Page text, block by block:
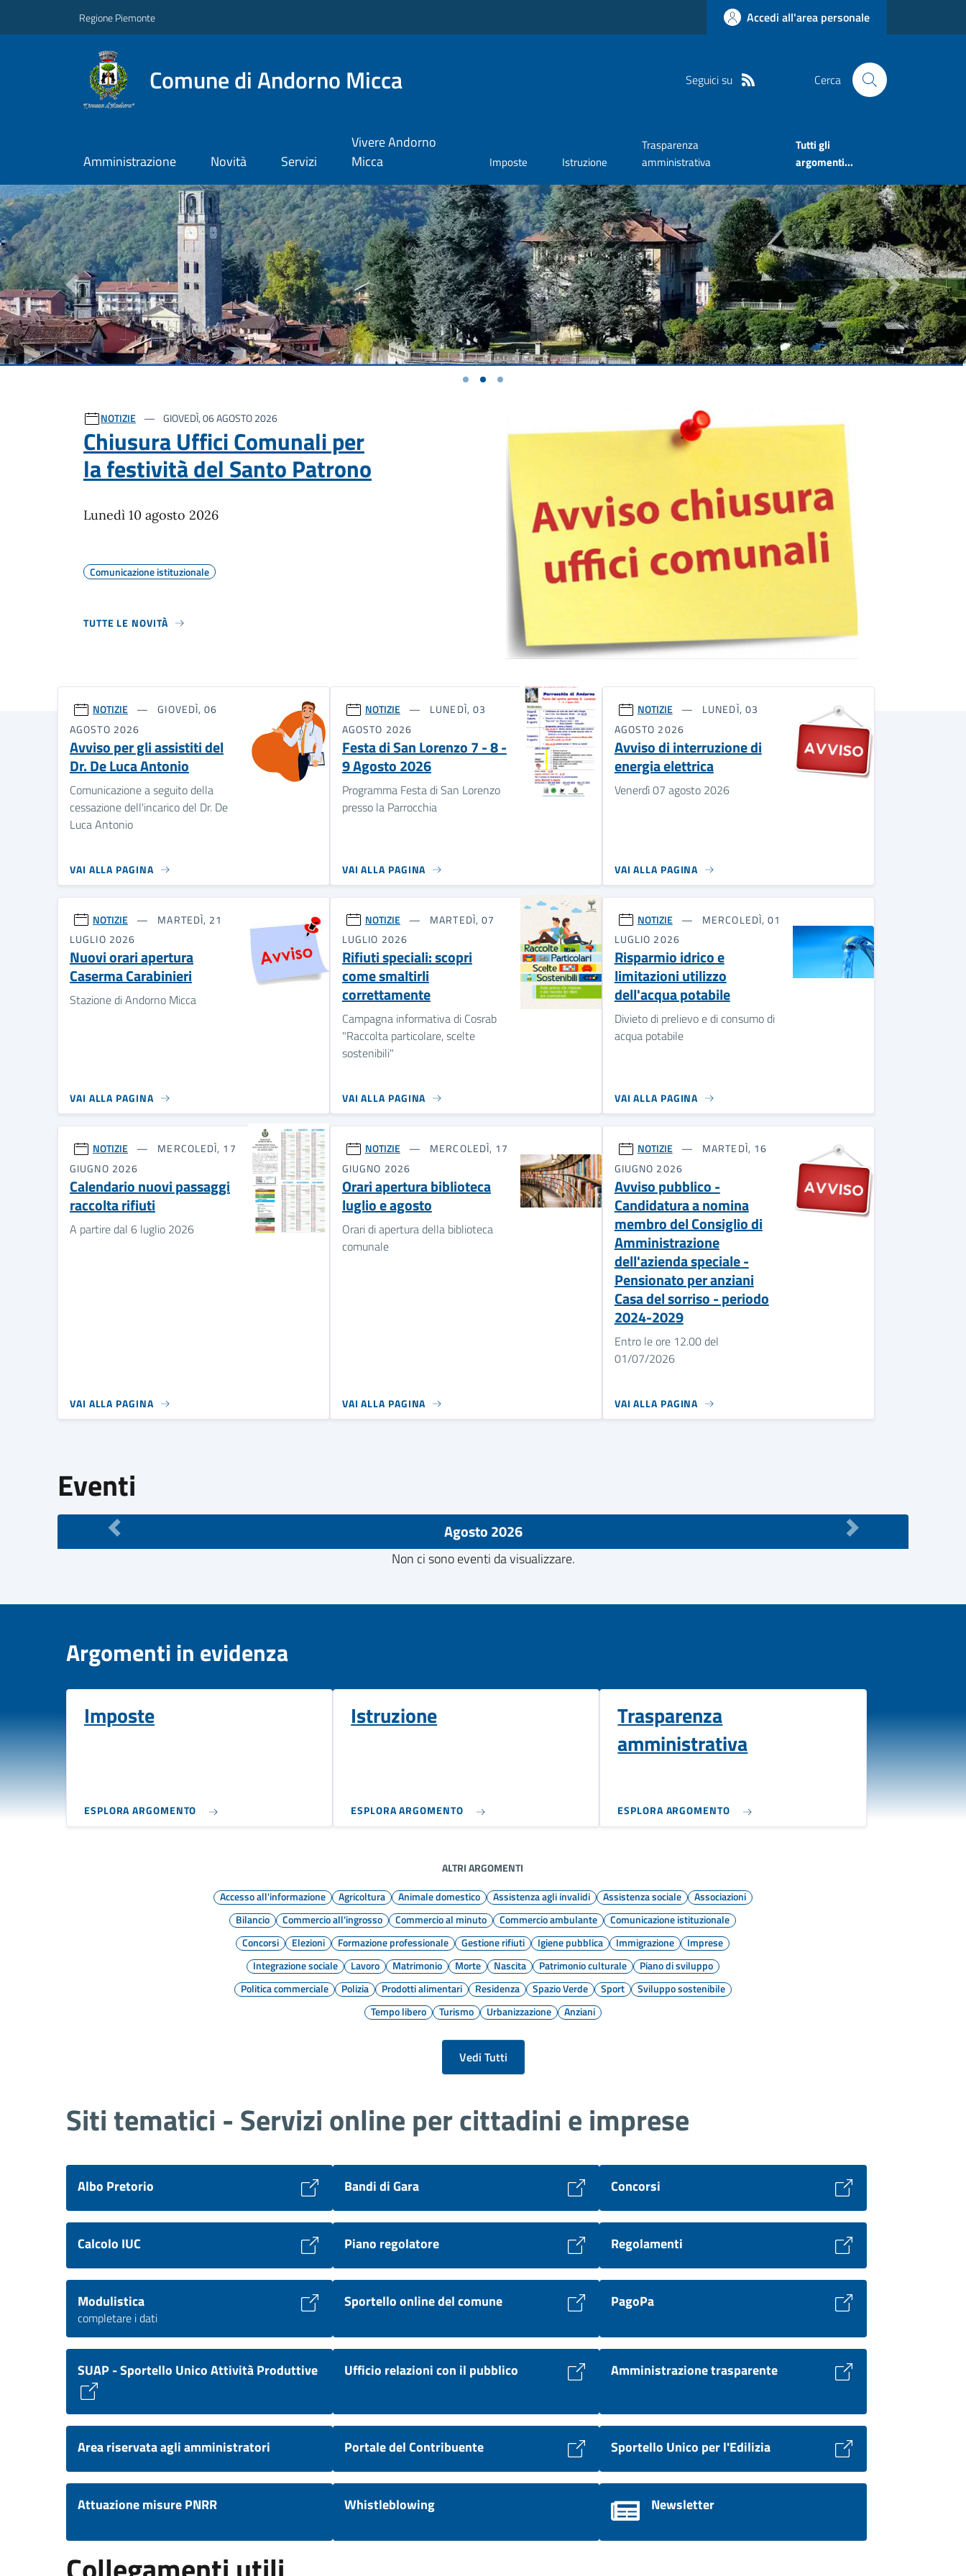
Regione Piemonte Accedi all'area personale
Comune di Andorno Micca Seguici su Cerca
Amministrazione Novità Servizi
Vivere Andorno
Micca
Imposte Istruzione
Trasparenza
amministrativa
Tutti gli
argomenti...
Previous Next
Ultime notizie
NOTIZIE GIOVEDÌ, 06 AGOSTO 2026
Chiusura Uffici Comunali per
la festività del Santo Patrono
Lunedì 10 agosto 2026
Comunicazione istituzionale
TUTTE LE NOVITÀ
NOTIZIE
GIOVEDÌ, 06
AGOSTO 2026
Avviso per gli assistiti del
Dr. De Luca Antonio
Comunicazione a seguito della
cessazione dell'incarico del Dr. De
Luca Antonio
VAI ALLA PAGINA
NOTIZIE
LUNEDÌ, 03
AGOSTO 2026
Festa di San Lorenzo 7 - 8 -
9 Agosto 2026
Programma Festa di San Lorenzo
presso la Parrocchia
VAI ALLA PAGINA
NOTIZIE
LUNEDÌ, 03
AGOSTO 2026
Avviso di interruzione di
energia elettrica
Venerdì 07 agosto 2026
VAI ALLA PAGINA
NOTIZIE
MARTEDÌ, 21
LUGLIO 2026
Nuovi orari apertura
Caserma Carabinieri
Stazione di Andorno Micca
VAI ALLA PAGINA
NOTIZIE
MARTEDÌ, 07
LUGLIO 2026
Rifiuti speciali: scopri
come smaltirli
correttamente
Campagna informativa di Cosrab
"Raccolta particolare, scelte
sostenibili"
VAI ALLA PAGINA
NOTIZIE
MERCOLEDÌ, 01
LUGLIO 2026
Risparmio idrico e
limitazioni utilizzo
dell'acqua potabile
Divieto di prelievo e di consumo di
acqua potabile
VAI ALLA PAGINA
NOTIZIE
MERCOLEDÌ, 17
GIUGNO 2026
Calendario nuovi passaggi
raccolta rifiuti
A partire dal 6 luglio 2026
VAI ALLA PAGINA
NOTIZIE
MERCOLEDÌ, 17
GIUGNO 2026
Orari apertura biblioteca
luglio e agosto
Orari di apertura della biblioteca
comunale
VAI ALLA PAGINA
NOTIZIE
MARTEDÌ, 16
GIUGNO 2026
Avviso pubblico -
Candidatura a nomina
membro del Consiglio di
Amministrazione
dell'azienda speciale -
Pensionato per anziani
Casa del sorriso - periodo
2024-2029
Entro le ore 12.00 del
01/07/2026
VAI ALLA PAGINA
Eventi
Agosto 2026
Non ci sono eventi da visualizzare.
Argomenti in evidenza
Imposte
ESPLORA ARGOMENTO
Istruzione
ESPLORA ARGOMENTO
Trasparenza
amministrativa
ESPLORA ARGOMENTO
ALTRI ARGOMENTI
Accesso all'informazione
Agricoltura Animale domestico Assistenza agli invalidi Assistenza sociale
Associazioni
Bilancio
Commercio all'ingrosso Commercio al minuto Commercio ambulante
Comunicazione istituzionale
Concorsi
Elezioni Formazione professionale Gestione rifiuti Igiene pubblica Immigrazione
Imprese
Integrazione sociale
Lavoro Matrimonio Morte Nascita Patrimonio culturale
Piano di sviluppo
Politica commerciale
Polizia Prodotti alimentari Residenza Spazio Verde Sport
Sviluppo sostenibile
Tempo libero
Turismo Urbanizzazione Anziani
Vedi Tutti
Siti tematici - Servizi online per cittadini e imprese
Albo Pretorio Bandi di Gara Concorsi
Calcolo IUC Piano regolatore Regolamenti
Modulistica
completare i dati
Sportello online del comune PagoPa
SUAP - Sportello Unico Attività Produttive Ufficio relazioni con il pubblico Amministrazione trasparente
Area riservata agli amministratori Portale del Contribuente Sportello Unico per l'Edilizia
Attuazione misure PNRR Whistleblowing Newsletter